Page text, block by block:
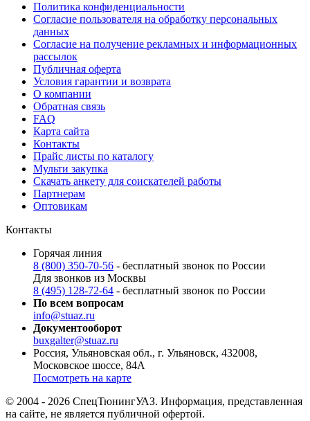
Политика конфиденциальности
Согласие пользователя на обработку персональных
данных
Согласие на получение рекламных и информационных
рассылок
Публичная оферта
Условия гарантии и возврата
О компании
Обратная связь
FAQ
Карта сайта
Контакты
Прайс листы по каталогу
Мульти закупка
Скачать анкету для соискателей работы
Партнерам
Оптовикам
Контакты
Горячая линия
8 (800) 350-70-56 - бесплатный звонок по России
Для звонков из Москвы
8 (495) 128-72-64 - бесплатный звонок по России
По всем вопросам
info@stuaz.ru
Документооборот
buxgalter@stuaz.ru
Россия, Ульяновская обл., г. Ульяновск, 432008,
Московское шоссе, 84А
Посмотреть на карте
© 2004 - 2026 СпецТюнингУАЗ. Информация, представленная
на сайте, не является публичной офертой.